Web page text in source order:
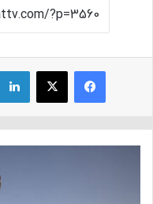
فیسبوک ایکس